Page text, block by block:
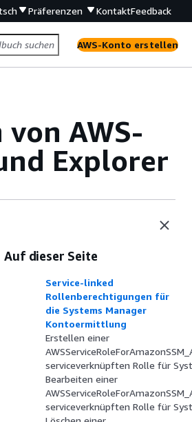
Präferenzen KontaktFeedback
AWS-Konto erstellen
AWS-
Explorer
Auf dieser Seite
Service-linked
Rollenberechtigungen für
die Systems Manager
Kontoermittlung
Erstellen einer
serviceverknüpften Rolle für
Bearbeiten einer
serviceverknüpften Rolle für